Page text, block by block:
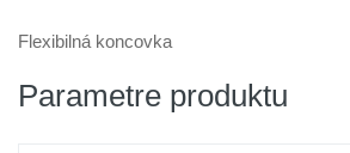
Flexibilná koncovka
Parametre produktu